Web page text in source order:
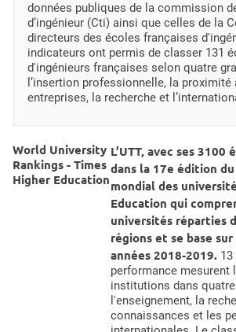
données publiques de la commission
d’ingénieur (Cti) ainsi que celles de la
directeurs des écoles françaises
indicateurs ont permis de classer 131
d'ingénieurs françaises selon quatre
l’insertion professionnelle, la proximité
entreprises, la recherche et
World University
Rankings - Times
Higher Education
L’UTT, avec ses
dans la 17e édition
mondial des
Education qui
universités réparties
régions et se base
années 2018-2019.
performance mesurent
institutions dans
l'enseignement, la
connaissances et les